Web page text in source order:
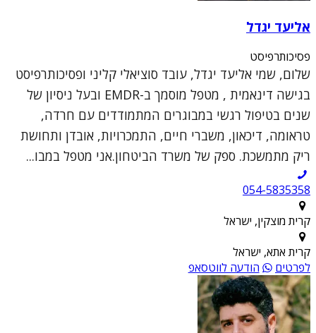
אליעד יגדל
פסיכותרפיסט
שלום, שמי אליעד יגדל, עובד סוציאלי קליני ופסיכותרפיסט
בגישה דינאמית , מטפל מוסמך ב-EMDR ובעל ניסיון של
שנים בטיפול רגשי במבוגרים המתמודדים עם חרדה,
טראומה, דיכאון, משברי חיים, התמכרויות, אובדן ותחושת
ריק מתמשכת. ספק של משרד הביטחון.אני מטפל במבו...
054-5835358
קרית מוצקין, ישראל
קרית אתא, ישראל
לפרטים
הודעה לווטסאפ